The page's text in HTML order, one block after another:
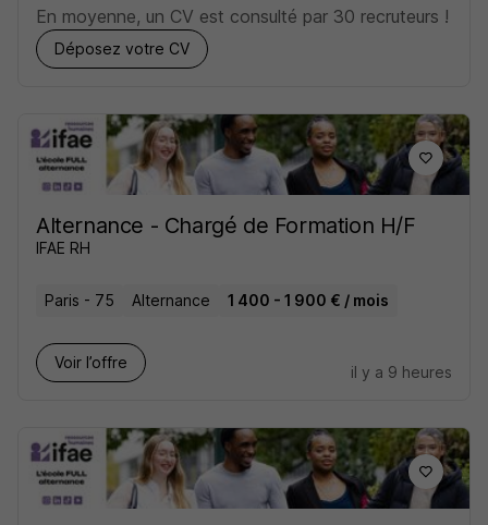
En moyenne, un CV est consulté par 30 recruteurs !
Déposez votre CV
Alternance - Chargé de Formation H/F
IFAE RH
Paris - 75 Alternance 1 400 - 1 900 € / mois
Voir l’offre
il y a 9 heures